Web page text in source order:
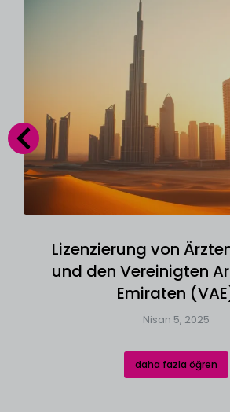
Lizenzierung von
und den Vereinigten
Emiraten
Nisan 5, 2025
daha fazla öğren